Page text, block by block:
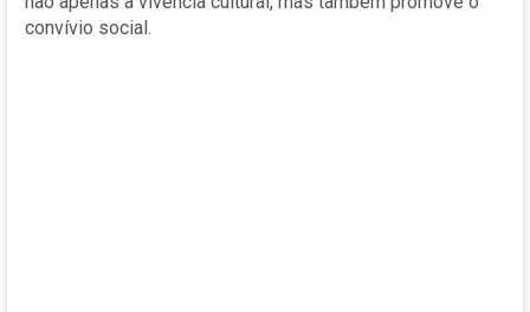
convívio social.